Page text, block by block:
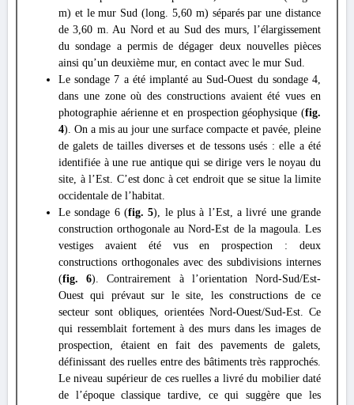
m) et le mur Sud (long. 5,60 m) séparés par une distance
de 3,60 m. Au Nord et au Sud des murs, l’élargissement
du sondage a permis de dégager deux nouvelles pièces
ainsi qu’un deuxième mur, en contact avec le mur Sud.
Le sondage 7 a été implanté au Sud-Ouest du sondage 4,
dans une zone où des constructions avaient été vues en
photographie aérienne et en prospection géophysique (fig.
4). On a mis au jour une surface compacte et pavée, pleine
de galets de tailles diverses et de tessons usés : elle a été
identifiée à une rue antique qui se dirige vers le noyau du
site, à l’Est. C’est donc à cet endroit que se situe la limite
occidentale de l’habitat.
Le sondage 6 (fig. 5), le plus à l’Est, a livré une grande
construction orthogonale au Nord-Est de la magoula. Les
vestiges avaient été vus en prospection : deux
constructions orthogonales avec des subdivisions internes
(fig. 6). Contrairement à l’orientation Nord-Sud/Est-
Ouest qui prévaut sur le site, les constructions de ce
secteur sont obliques, orientées Nord-Ouest/Sud-Est. Ce
qui ressemblait fortement à des murs dans les images de
prospection, étaient en fait des pavements de galets,
définissant des ruelles entre des bâtiments très rapprochés.
Le niveau supérieur de ces ruelles a livré du mobilier daté
de l’époque classique tardive, ce qui suggère que les